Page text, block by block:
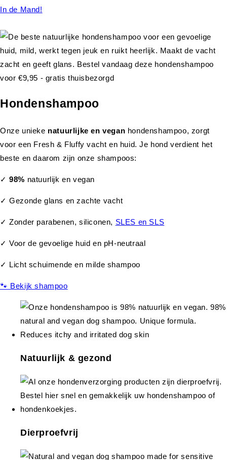
In de Mand!
Hondenshampoo
Onze unieke natuurlijke en vegan hondenshampoo, zorgt
voor een Fresh & Fluffy vacht en huid. Je hond verdient het
beste en daarom zijn onze shampoos:
✓98% natuurlijk en vegan
✓ Gezonde glans en zachte vacht
✓ Zonder parabenen, siliconen, SLES en SLS
✓ Voor de gevoelige huid en pH-neutraal
✓ Licht schuimende en milde shampoo
🐾 Bekijk shampoo
Natuurlijk & gezond
Dierproefvrij